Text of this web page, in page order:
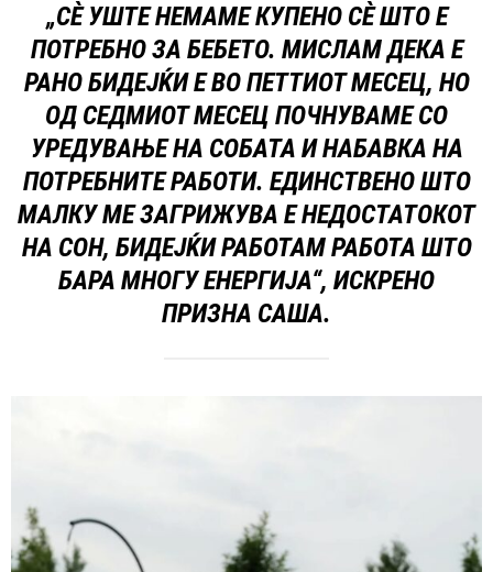
„СÈ УШТЕ НЕМАМЕ КУПЕНО СÈ ШТО Е
ПОТРЕБНО ЗА БЕБЕТО. МИСЛАМ ДЕКА Е
РАНО БИДЕЈЌИ Е ВО ПЕТТИОТ МЕСЕЦ, НО
ОД СЕДМИОТ МЕСЕЦ ПОЧНУВАМЕ СО
УРЕДУВАЊЕ НА СОБАТА И НАБАВКА НА
ПОТРЕБНИТЕ РАБОТИ. ЕДИНСТВЕНО ШТО
МАЛКУ МЕ ЗАГРИЖУВА Е НЕДОСТАТОКОТ
НА СОН, БИДЕЈЌИ РАБОТАМ РАБОТА ШТО
БАРА МНОГУ ЕНЕРГИЈА“, ИСКРЕНО
ПРИЗНА САША.